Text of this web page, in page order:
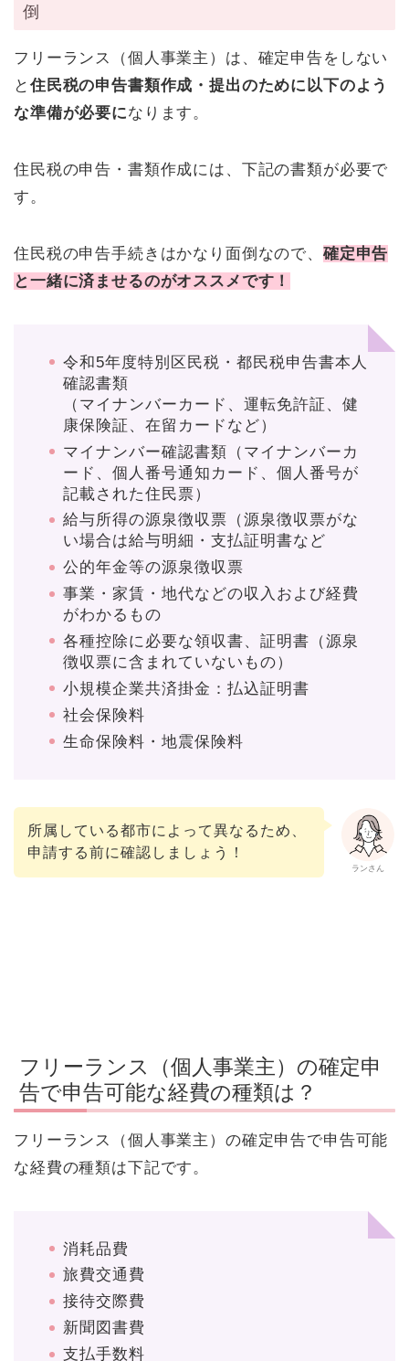
倒
フリーランス（個人事業主）は、確定申告をしない
と 住民税の申告書類作成・提出のために以下のよう
な準備が必要になります。
住民税の申告・書類作成には、下記の書類が必要で
す。
住民税の申告手続きはかなり面倒なので、 確定申告
と一緒に済ませるのがオススメです！
令和5年度特別区民税・都民税申告書本人
確認書類
（マイナンバーカード、運転免許証、健
康保険証、在留カードなど）
マイナンバー確認書類（マイナンバーカ
ード、個人番号通知カード、個人番号が
記載された住民票）
給与所得の源泉徴収票（源泉徴収票がな
い場合は給与明細・支払証明書など
公的年金等の源泉徴収票
事業・家賃・地代などの収入および経費
がわかるもの
各種控除に必要な領収書、証明書（源泉
徴収票に含まれていないもの）
小規模企業共済掛金：払込証明書
社会保険料
生命保険料・地震保険料
ランさん
所属している都市によって異なるため、
申請する前に確認しましょう！
フリーランス（個人事業主）の確定申
告で申告可能な経費の種類は？
フリーランス（個人事業主）の確定申告で申告可能
な経費の種類は下記です。
消耗品費
旅費交通費
接待交際費
新聞図書費
支払手数料